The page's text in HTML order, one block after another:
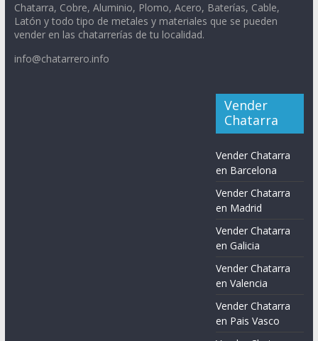
Chatarra, Cobre, Aluminio, Plomo, Acero, Baterías, Cable,
Latón y todo tipo de metales y materiales que se pueden
vender en las chatarrerías de tu localidad.
info@chatarrero.info
Vender
Chatarra
Vender Chatarra
en Barcelona
Vender Chatarra
en Madrid
Vender Chatarra
en Galicia
Vender Chatarra
en Valencia
Vender Chatarra
en Pais Vasco